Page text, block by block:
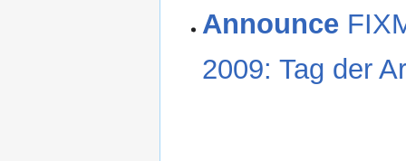
Announce
2009: Tag der